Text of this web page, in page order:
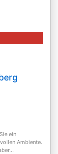
ein
Ambiente.